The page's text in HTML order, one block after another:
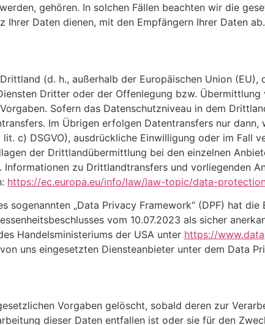
gehören. In solchen Fällen beachten wir die
Daten dienen, mit den Empfängern Ihrer Daten ab.
(d. h., außerhalb der Europäischen Union
Dritter oder der Offenlegung bzw.
Sofern das Datenschutzniveau in dem
Im Übrigen erfolgen Datentransfers nur
c) DSGVO), ausdrückliche Einwilligung oder im
der Drittlandübermittlung bei den einzelnen
zu Drittlandtransfers und vorliegenden
https://ec.europa.eu/info/law/law-topic/data-
sogenannten „Data Privacy Framework“ (DPF) hat
vom 10.07.2023 als sicher
Handelsministeriums der USA unter https://
uns eingesetzten Diensteanbieter unter dem Data
Vorgaben gelöscht, sobald deren zur
dieser Daten entfallen ist oder sie für den